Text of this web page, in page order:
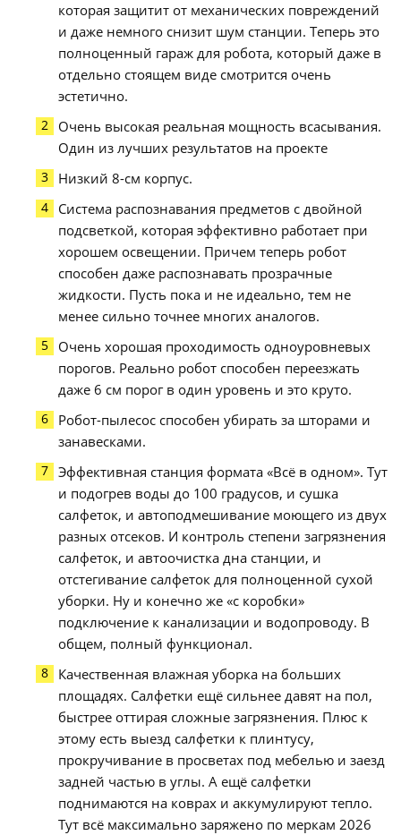
которая защитит от механических повреждений
и даже немного снизит шум станции. Теперь это
полноценный гараж для робота, который даже в
отдельно стоящем виде смотрится очень
эстетично.
Очень высокая реальная мощность всасывания.
Один из лучших результатов на проекте
Низкий 8-см корпус.
Система распознавания предметов с двойной
подсветкой, которая эффективно работает при
хорошем освещении. Причем теперь робот
способен даже распознавать прозрачные
жидкости. Пусть пока и не идеально, тем не
менее сильно точнее многих аналогов.
Очень хорошая проходимость одноуровневых
порогов. Реально робот способен переезжать
даже 6 см порог в один уровень и это круто.
Робот-пылесос способен убирать за шторами и
занавесками.
Эффективная станция формата «Всё в одном». Тут
и подогрев воды до 100 градусов, и сушка
салфеток, и автоподмешивание моющего из двух
разных отсеков. И контроль степени загрязнения
салфеток, и автоочистка дна станции, и
отстегивание салфеток для полноценной сухой
уборки. Ну и конечно же «с коробки»
подключение к канализации и водопроводу. В
общем, полный функционал.
Качественная влажная уборка на больших
площадях. Салфетки ещё сильнее давят на пол,
быстрее оттирая сложные загрязнения. Плюс к
этому есть выезд салфетки к плинтусу,
прокручивание в просветах под мебелью и заезд
задней частью в углы. А ещё салфетки
поднимаются на коврах и аккумулируют тепло.
Тут всё максимально заряжено по меркам 2026